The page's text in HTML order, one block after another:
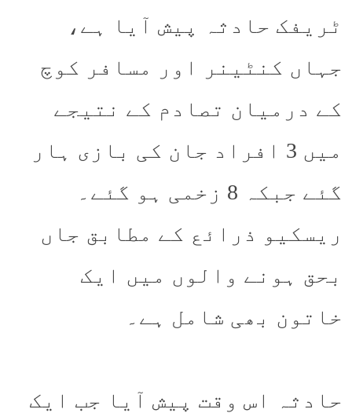
ٹریفک حادثہ پیش آیا ہے،
جہاں کنٹینر اور مسافر کوچ
کے درمیان تصادم کے نتیجے
میں 3 افراد جان کی بازی ہار
گئے جبکہ 8 زخمی ہو گئے۔
ریسکیو ذرائع کے مطابق جاں
بحق ہونے والوں میں ایک
خاتون بھی شامل ہے۔
حادثہ اس وقت پیش آیا جب ایک